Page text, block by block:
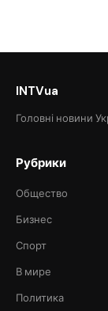
INTVua
Головні новини
Рубрики
Общество
Бизнес
Спорт
В мире
Политика